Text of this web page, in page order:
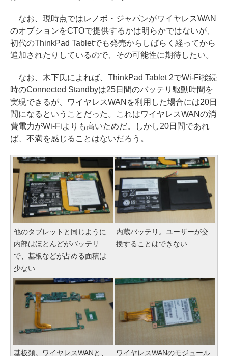
なお、現時点ではレノボ・ジャパンがワイヤレスWAN
のオプションをCTOで提供するかは明らかではないが、
初代のThinkPad Tabletでも発売からしばらく経ってから
追加されたりしているので、その可能性に期待したい。
なお、木下氏によれば、ThinkPad Tablet 2でWi-Fi接続
時のConnected Standbyは25日間のバッテリ駆動時間を
実現できるが、ワイヤレスWANを利用した場合には20日
間になるということだった。これはワイヤレスWANの消
費電力がWi-Fiよりも高いためだ。しかし20日間であれ
ば、不満を感じることはないだろう。
他のタブレットと同じように
内部はほとんどがバッテリ
で、基板などが占める面積は
少ない
内蔵バッテリ。ユーザーが交
換することはできない
基板類。ワイヤレスWANと、 ワイヤレスWANのモジュール